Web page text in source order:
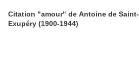
Citation "amour" de Antoine de Saint-
Exupéry (1900-1944)